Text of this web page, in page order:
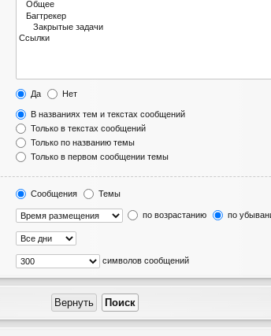
Да Нет
В названиях тем и текстах сообщений
Только в текстах сообщений
Только по названию темы
Только в первом сообщении темы
Сообщения Темы
по возрастанию по
символов сообщений